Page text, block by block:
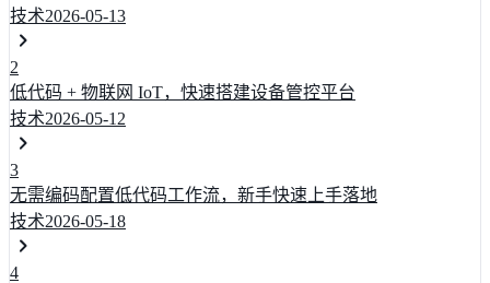
技术2026-05-13
2
低代码 + 物联网 IoT，快速搭建设备管控平台
技术2026-05-12
3
无需编码配置低代码工作流，新手快速上手落地
技术2026-05-18
4